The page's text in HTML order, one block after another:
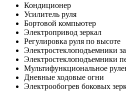
Кондиционер
Усилитель руля
Бортовой компьютер
Электропривод зеркал
Регулировка руля по высоте
Электростеклоподъемники
Электростеклоподъемники
Мультифункциональное
Дневные ходовые огни
Электрообогрев боковых